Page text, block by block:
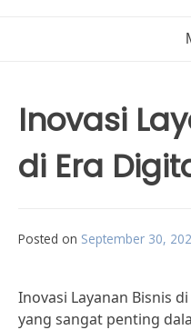
Inovasi
di Era
Posted on September 30,
Inovasi Layanan Bisnis
yang sangat penting